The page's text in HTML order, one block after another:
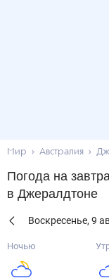
Мир Австралия
Погода на завтра
в Джералдтоне
Воскресенье, 9
Ночью